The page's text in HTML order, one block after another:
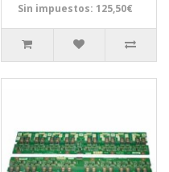
Sin impuestos: 125,50€